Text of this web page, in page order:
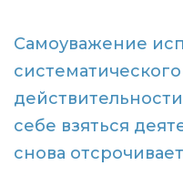
Самоуважение
себе взяться
снова